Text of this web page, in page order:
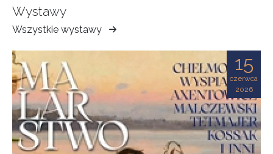
Wystawy
Wszystkie wystawy
Muzeum
Ziemi
Tarnowskiej
15
czerwca
2026